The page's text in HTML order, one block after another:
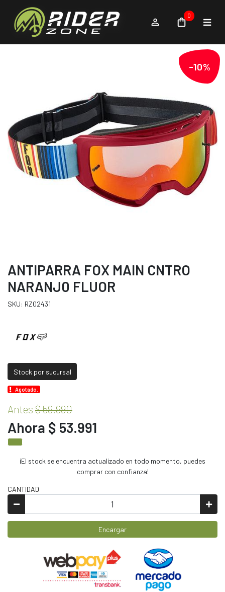
0
-10%
ANTIPARRA FOX MAIN CNTRO
NARANJ0 FLUOR
SKU: RZ02431
Stock por sucursal
Agotado.
Antes $ 59.990
Ahora $ 53.991
¡El stock se encuentra actualizado en todo momento, puedes
comprar con confianza!
CANTIDAD
Encargar